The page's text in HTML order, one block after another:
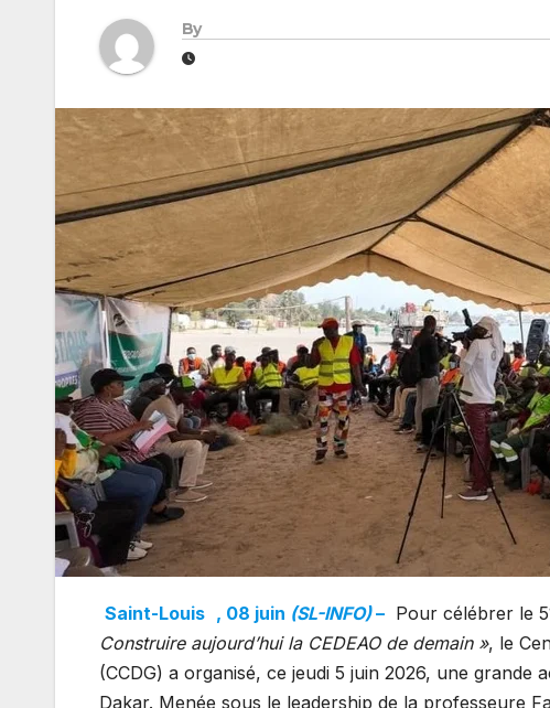
By
Saint-Louis , 08 juin (SL-INFO)– Pour célébrer le
Construire aujourd’hui la CEDEAO de demain », le
(CCDG) a organisé, ce jeudi 5 juin 2026, une
Dakar. Menée sous le leadership de la professeure